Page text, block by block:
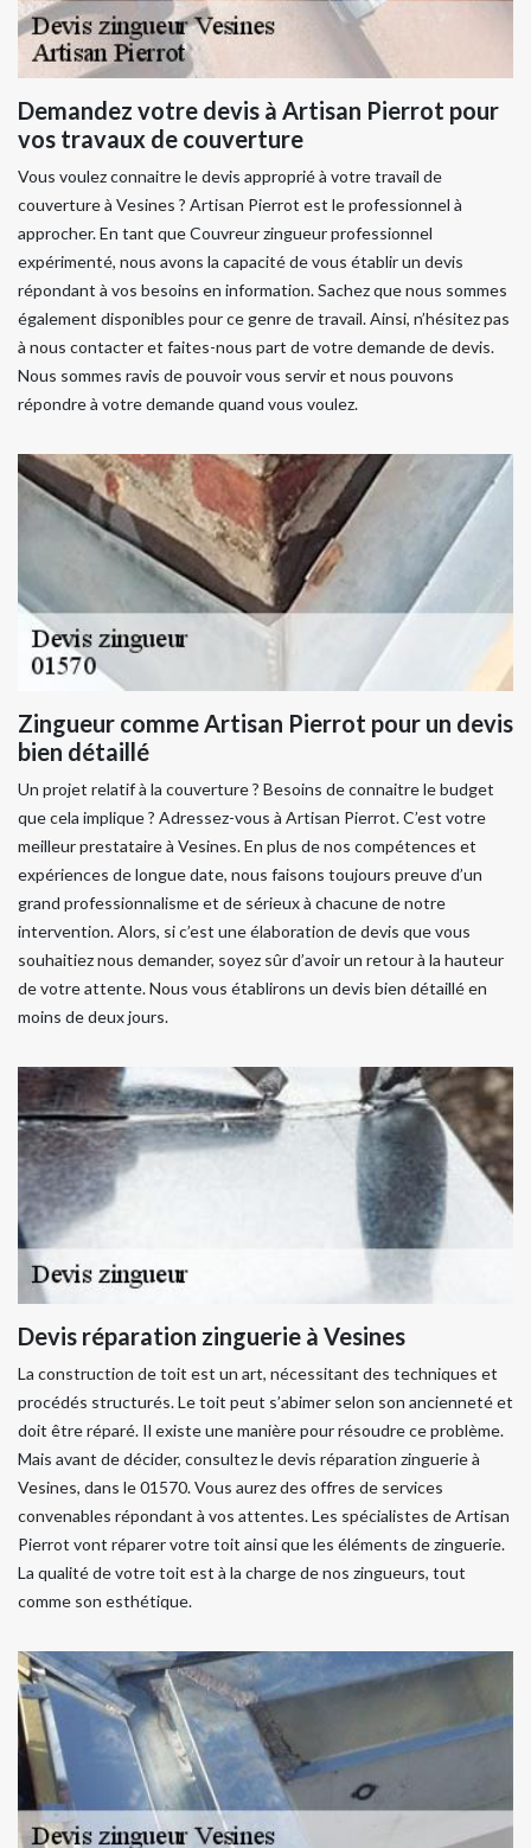
Demandez votre devis à Artisan Pierrot pour
vos travaux de couverture
Vous voulez connaitre le devis approprié à votre travail de
couverture à Vesines ? Artisan Pierrot est le professionnel à
approcher. En tant que Couvreur zingueur professionnel
expérimenté, nous avons la capacité de vous établir un devis
répondant à vos besoins en information. Sachez que nous sommes
également disponibles pour ce genre de travail. Ainsi, n’hésitez pas
à nous contacter et faites-nous part de votre demande de devis.
Nous sommes ravis de pouvoir vous servir et nous pouvons
répondre à votre demande quand vous voulez.
Zingueur comme Artisan Pierrot pour un devis
bien détaillé
Un projet relatif à la couverture ? Besoins de connaitre le budget
que cela implique ? Adressez-vous à Artisan Pierrot. C’est votre
meilleur prestataire à Vesines. En plus de nos compétences et
expériences de longue date, nous faisons toujours preuve d’un
grand professionnalisme et de sérieux à chacune de notre
intervention. Alors, si c’est une élaboration de devis que vous
souhaitiez nous demander, soyez sûr d’avoir un retour à la hauteur
de votre attente. Nous vous établirons un devis bien détaillé en
moins de deux jours.
Devis réparation zinguerie à Vesines
La construction de toit est un art, nécessitant des techniques et
procédés structurés. Le toit peut s’abimer selon son ancienneté et
doit être réparé. Il existe une manière pour résoudre ce problème.
Mais avant de décider, consultez le devis réparation zinguerie à
Vesines, dans le 01570. Vous aurez des offres de services
convenables répondant à vos attentes. Les spécialistes de Artisan
Pierrot vont réparer votre toit ainsi que les éléments de zinguerie.
La qualité de votre toit est à la charge de nos zingueurs, tout
comme son esthétique.